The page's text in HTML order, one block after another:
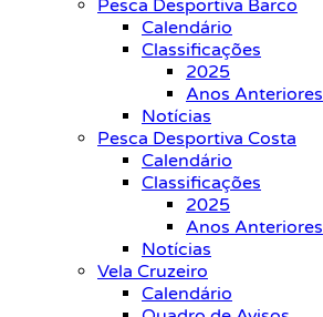
Pesca Desportiva Barco
Calendário
Classificações
2025
Anos Anteriores
Notícias
Pesca Desportiva Costa
Calendário
Classificações
2025
Anos Anteriores
Notícias
Vela Cruzeiro
Calendário